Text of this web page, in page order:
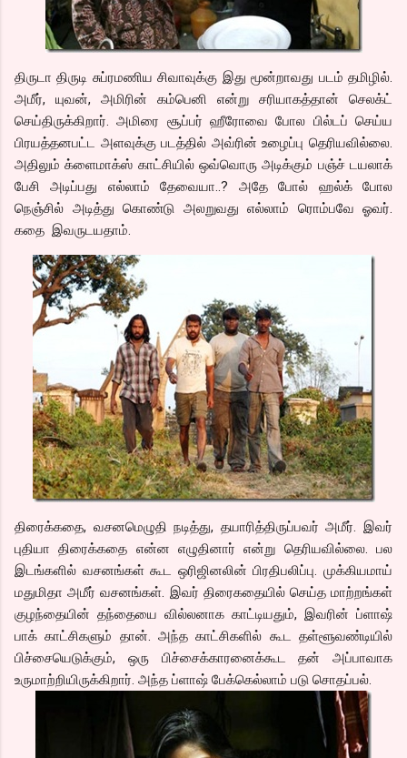
திருடா திருடி சுப்ரமணிய சிவாவுக்கு இது மூன்றாவது படம் தமிழில்.
அமீர், யுவன், அமிரின் கம்பெனி என்று சரியாகத்தான் செலக்ட்
செய்திருக்கிறார். அமிரை சூப்பர் ஹீரோவை போல பில்டப் செய்ய
பிரயத்தனபட்ட அளவுக்கு படத்தில் அவ்ரின் உழைப்பு தெரியவில்லை.
அதிலும் க்ளைமாக்ஸ் காட்சியில் ஒவ்வொரு அடிக்கும் பஞ்ச் டயலாக்
பேசி அடிப்பது எல்லாம் தேவையா..? அதே போல் ஹல்க் போல
நெஞ்சில் அடித்து கொண்டு அலறுவது எல்லாம் ரொம்பவே ஓவர்.
கதை இவருடயதாம்.
திரைக்கதை, வசனமெழுதி நடித்து, தயாரித்திருப்பவர் அமீர். இவர்
புதியா திரைக்கதை என்ன எழுதினார் என்று தெரியவில்லை. பல
இடங்களில் வசனங்கள் கூட ஒரிஜினலின் பிரதிபலிப்பு. முக்கியமாய்
மதுமிதா அமீர் வசனங்கள். இவர் திரைகதையில் செய்த மாற்றங்கள்
குழந்தையின் தந்தையை வில்லனாக காட்டியதும், இவரின் ப்ளாஷ்
பாக் காட்சிகளும் தான். அந்த காட்சிகளில் கூட தள்ளூவண்டியில்
பிச்சையெடுக்கும், ஒரு பிச்சைக்காரனைக்கூட தன் அப்பாவாக
உருமாற்றியிருக்கிறார். அந்த ப்ளாஷ் பேக்கெல்லாம் படு சொதப்பல்.